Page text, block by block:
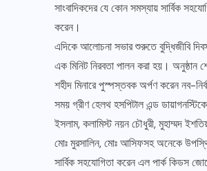
সাংবাদিকদের যে কোন সমস্যায় সার্বিক
করেন।
এদিকে আলোচনা সভার শুরুতে বুদ্ধিজীবি
এক মিনিট নিরবতা পালন করা হয়। অনুষ্ঠান
শহীদ মিনারে পুস্পস্তবক অর্পণ করেন নব-
সময় গ্রীণ হেলথ হসপিটাল এন্ড
ইসলাম, কলামিস্ট নয়ন চৌধুরী, মুহাম্মদ
মোঃ মুরসালিন, মোঃ আসিফসহ অনেকে
সার্বিক সহযোগিতা করেন এল পার্ক কিডস